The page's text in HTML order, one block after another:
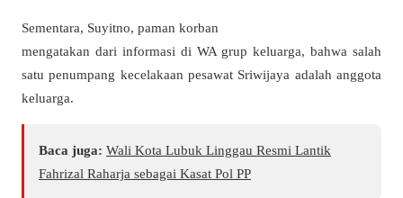
Sementara, Suyitno, paman korban
mengatakan dari informasi di WA grup keluarga, bahwa salah
satu penumpang kecelakaan pesawat Sriwijaya adalah anggota
keluarga.
Baca juga: Wali Kota Lubuk Linggau Resmi Lantik
Fahrizal Raharja sebagai Kasat Pol PP